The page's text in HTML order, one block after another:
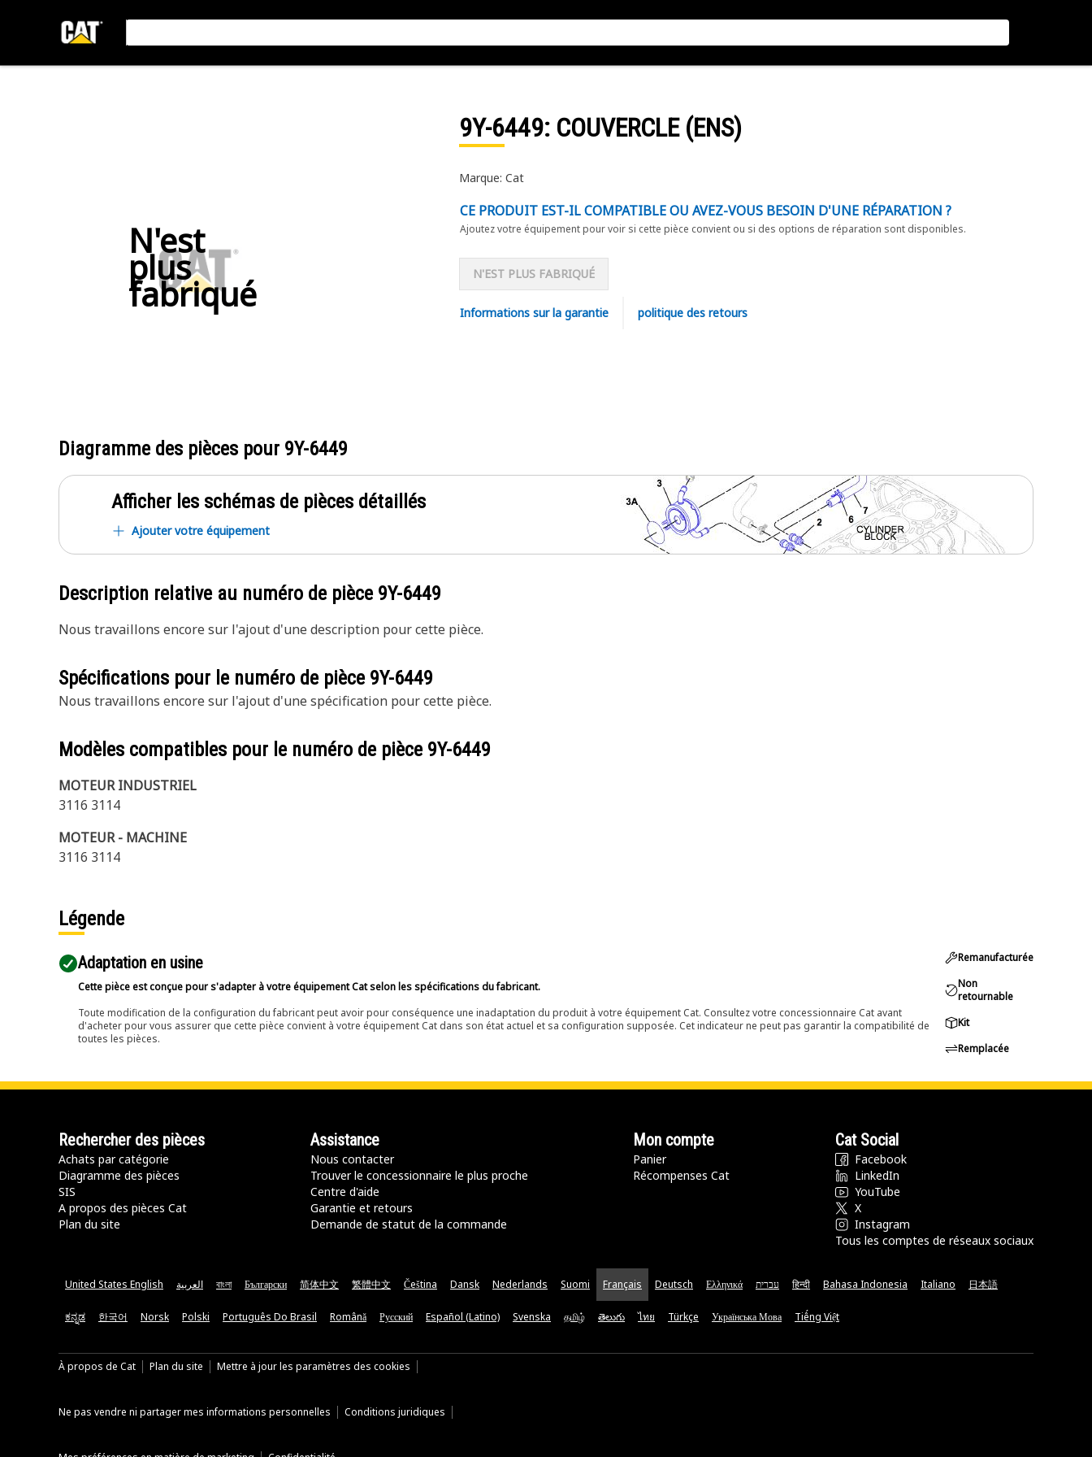
N'est
plus
fabriqué
9Y-6449: COUVERCLE (ENS)
Marque: Cat
CE PRODUIT EST-IL COMPATIBLE OU AVEZ-VOUS BESOIN D'UNE RÉPARATION ?
Ajoutez votre équipement pour voir si cette pièce convient ou si des options de réparation sont disponibles.
N'EST PLUS FABRIQUÉ
Informations sur la garantie politique des retours
Diagramme des pièces pour 9Y-6449
Afficher les schémas de pièces détaillés
Ajouter votre équipement
Description relative au numéro de pièce 9Y-6449
Nous travaillons encore sur l'ajout d'une description pour cette pièce.
Spécifications pour le numéro de pièce 9Y-6449
Nous travaillons encore sur l'ajout d'une spécification pour cette pièce.
Modèles compatibles pour le numéro de pièce 9Y-6449
MOTEUR INDUSTRIEL
3116 3114
MOTEUR - MACHINE
3116 3114
Légende
Adaptation en usine
Cette pièce est conçue pour s'adapter à votre équipement Cat selon les spécifications du fabricant.
Toute modification de la configuration du fabricant peut avoir pour conséquence une inadaptation du produit à votre équipement Cat. Consultez votre concessionnaire Cat avant
d'acheter pour vous assurer que cette pièce convient à votre équipement Cat dans son état actuel et sa configuration supposée. Cet indicateur ne peut pas garantir la compatibilité de
toutes les pièces.
Remanufacturée
Non
retournable
Kit
Remplacée
Rechercher des pièces
Achats par catégorie
Diagramme des pièces
SIS
A propos des pièces Cat
Plan du site
Assistance
Nous contacter
Trouver le concessionnaire le plus proche
Centre d'aide
Garantie et retours
Demande de statut de la commande
Mon compte
Panier
Récompenses Cat
Cat Social
Facebook
LinkedIn
YouTube
X
Instagram
Tous les comptes de réseaux sociaux
United States English العربية বাংলা Български 简体中文 繁體中文 Čeština Dansk Nederlands Suomi Français Deutsch Ελληνικά עברית हिन्दी Bahasa Indonesia Italiano 日本語
ಕನ್ನಡ 한국어 Norsk Polski Português Do Brasil Română Русский Español (Latino) Svenska தமிழ் తెలుగు ไทย Türkçe Українська Мова Tiếng Việt
À propos de Cat Plan du site Mettre à jour les paramètres des cookies
Ne pas vendre ni partager mes informations personnelles Conditions juridiques